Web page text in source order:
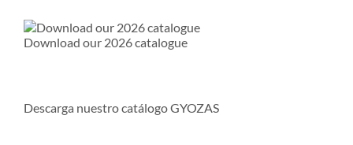
Download our 2026 catalogue
Descarga nuestro catálogo GYOZAS